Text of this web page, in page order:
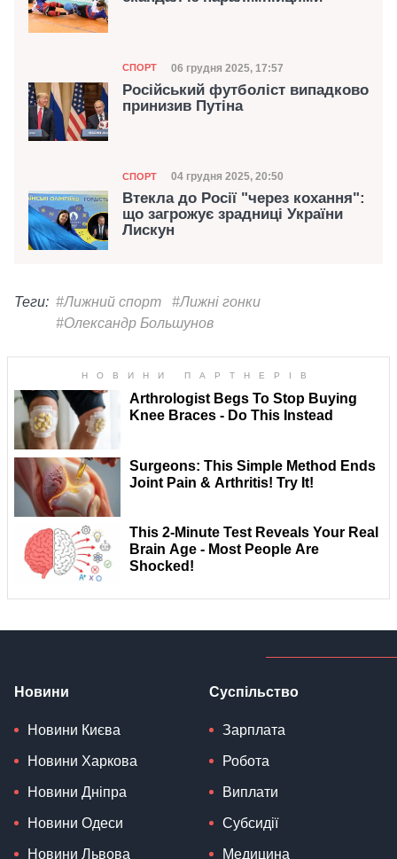
Категорія
СПОРТ Дата публікації
06 грудня 2025, 17:57
Російський футболіст випадково
принизив Путіна
Категорія
СПОРТ Дата публікації
04 грудня 2025, 20:50
Втекла до Росії "через кохання":
що загрожує зрадниці України
Лискун
Теги: #Лижний спорт
#Лижні гонки
#Олександр Большунов
Новини
Новини Києва
Новини Харкова
Новини Дніпра
Новини Одеси
Новини Львова
Суспільство
Зарплата
Робота
Виплати
Субсидії
Медицина